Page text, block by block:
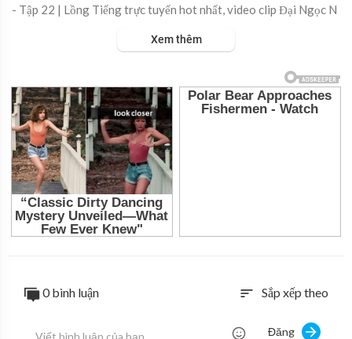
- Tập 22 | Lồng Tiếng trực tuyến hot nhất, video clip Đại Ngọc N
https://viet.tube/watch/
dai-ng....oc-nhi-truyen-ky-the
Xem thêm
0 bình luận sort Sắp xếp theo
Đăng